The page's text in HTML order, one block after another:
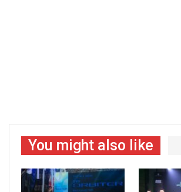
You might also like